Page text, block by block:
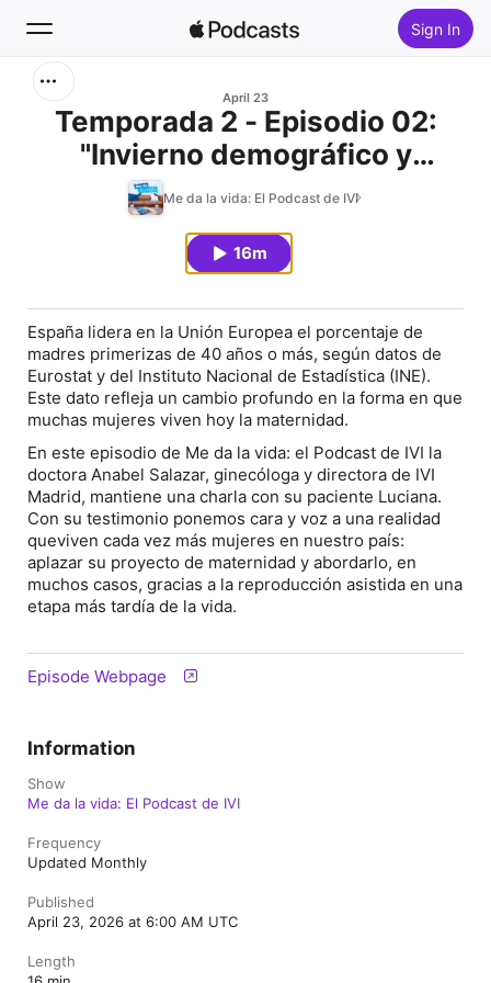
Sign In
Home
April 23
Temporada 2 - Episodio 02:
"Invierno demográfico y
nuevas realidades sociales"
Me da la vida: El Podcast de IVI
16m
España lidera en la Unión Europea el porcentaje de
madres primerizas de 40 años o más, según datos de
Eurostat y del Instituto Nacional de Estadística (INE).
Este dato refleja un cambio profundo en la forma en que
muchas mujeres viven hoy la maternidad.
En este episodio de Me da la vida: el Podcast de IVI la
doctora Anabel Salazar, ginecóloga y directora de IVI
Madrid, mantiene una charla con su paciente Luciana.
Con su testimonio ponemos cara y voz a una realidad
queviven cada vez más mujeres en nuestro país:
aplazar su proyecto de maternidad y abordarlo, en
muchos casos, gracias a la reproducción asistida en una
etapa más tardía de la vida.
Episode Webpage
Information
Show
Me da la vida: El Podcast de IVI
Frequency
Updated Monthly
Published
April 23, 2026 at 6:00 AM UTC
Length